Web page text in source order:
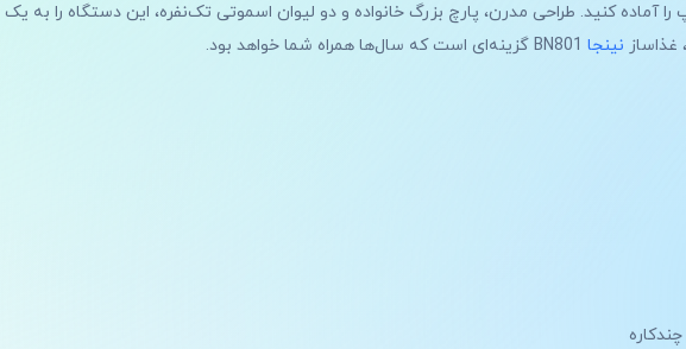
آماده کنید. طراحی مدرن، پارچ بزرگ خانواده و دو لیوان اسموتی تک‌نفره، این دستگاه را به
نینجا